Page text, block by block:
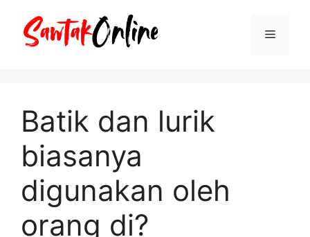
Menu
Batik dan lurik
biasanya
digunakan oleh
orang di?